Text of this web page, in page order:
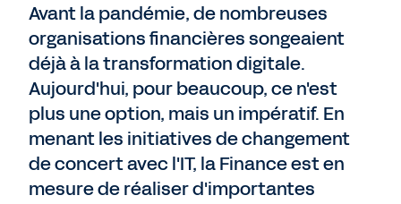
Avant la pandémie, de nombreuses
organisations financières songeaient
déjà à la transformation digitale.
Aujourd'hui, pour beaucoup, ce n'est
plus une option, mais un impératif. En
menant les initiatives de changement
de concert avec l'IT, la Finance est en
mesure de réaliser d'importantes